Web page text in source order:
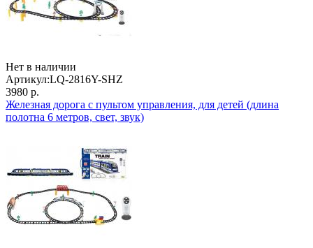
Нет в наличии
Артикул:LQ-2816Y-SHZ
3980 р.
Железная дорога с пультом управления, для детей (длина
полотна 6 метров, свет, звук)